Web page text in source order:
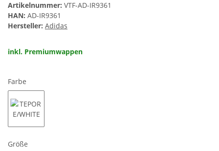
Artikelnummer: VTF-AD-IR9361
HAN: AD-IR9361
Hersteller: Adidas
inkl. Premiumwappen
Farbe
Größe